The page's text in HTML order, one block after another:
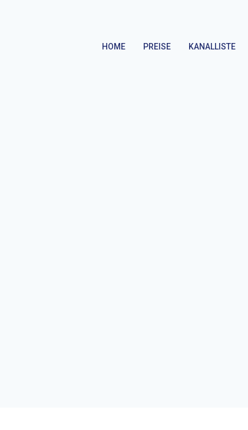
HOME PREISE KANALLISTE